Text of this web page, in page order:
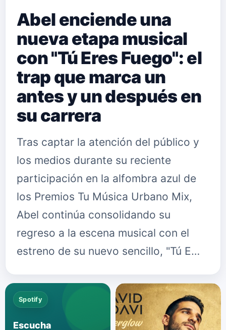
Abel enciende una
nueva etapa musical
con "Tú Eres Fuego": el
trap que marca un
antes y un después en
su carrera
Tras captar la atención del público y
los medios durante su reciente
participación en la alfombra azul de
los Premios Tu Música Urbano Mix,
Abel continúa consolidando su
regreso a la escena musical con el
estreno de su nuevo sencillo, "Tú E…
Spotify
Escucha